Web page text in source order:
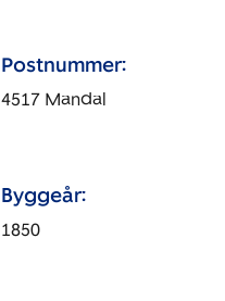
Postnummer:
4517 Mandal
Byggeår:
1850